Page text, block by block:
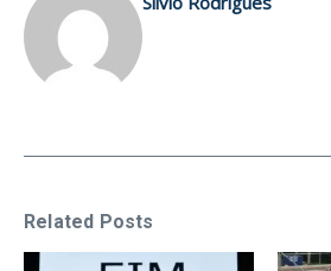
Related Posts